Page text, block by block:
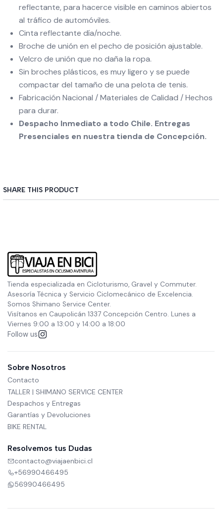
reflectante, para hacerce visible en caminos abiertos
al tráfico de automóviles.
Cinta reflectante día/noche.
Broche de unión en el pecho de posición ajustable.
Velcro de unión que no daña la ropa.
Sin broches plásticos, es muy ligero y se puede
compactar del tamaño de una pelota de tenis.
Fabricación Nacional / Materiales de Calidad / Hechos
para durar.
Despacho Inmediato a todo Chile. Entregas
Presenciales en nuestra tienda de Concepción.
SHARE THIS PRODUCT
Tienda especializada en Cicloturismo, Gravel y Commuter.
Asesoría Técnica y Servicio Ciclomecánico de Excelencia.
Somos Shimano Service Center.
Visítanos en Caupolicán 1337 Concepción Centro. Lunes a
Viernes 9:00 a 13:00 y 14:00 a 18:00
Follow us
Sobre Nosotros
Contacto
TALLER | SHIMANO SERVICE CENTER
Despachos y Entregas
Garantías y Devoluciones
BIKE RENTAL
Resolvemos tus Dudas
contacto@viajaenbici.cl
+56990466495
56990466495